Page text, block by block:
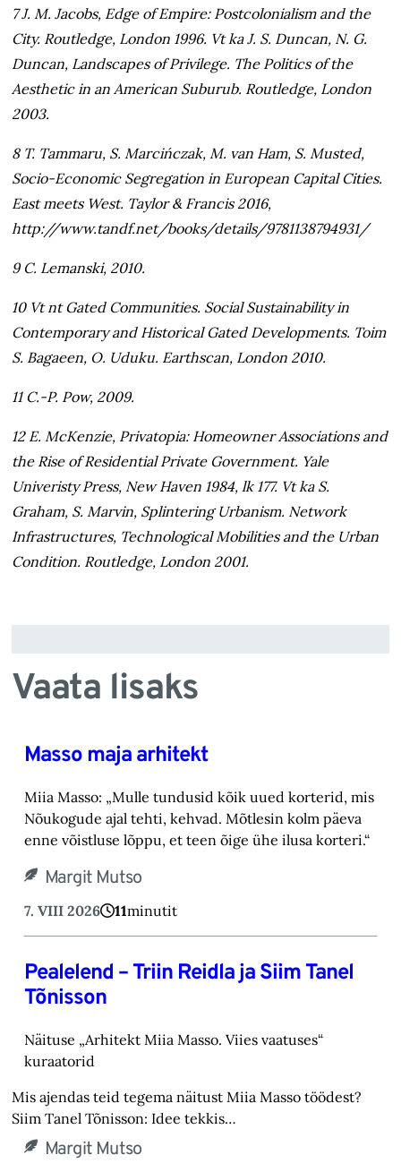
7 J. M. Jacobs, Edge of Empire: Postcolonialism and the
City. Routledge, London 1996. Vt ka J. S. Duncan, N. G.
Duncan, Landscapes of Privilege. The Politics of the
Aesthetic in an American Suburub. Routledge, London
2003.
8 T. Tammaru, S. Marcińczak, M. van Ham, S. Musted,
Socio-Economic Segregation in European Capital Cities.
East meets West. Taylor & Francis 2016,
http://www.tandf.net/books/details/9781138794931/
9 C. Lemanski, 2010.
10 Vt nt Gated Communities. Social Sustainability in
Contemporary and Historical Gated Developments. Toim
S. Bagaeen, O. Uduku. Earthscan, London 2010.
11 C.-P. Pow, 2009.
12 E. McKenzie, Privatopia: Homeowner Associations and
the Rise of Residential Private Government. Yale
Univeristy Press, New Haven 1984, lk 177. Vt ka S.
Graham, S. Marvin, Splintering Urbanism. Network
Infrastructures, Technological Mobilities and the Urban
Condition. Routledge, London 2001.
Vaata lisaks
Masso maja arhitekt
Miia Masso: „Mulle tundusid kõik uued korterid, mis
Nõukogude ajal tehti, kehvad. Mõtlesin kolm päeva
enne võistluse lõppu, et teen õige ühe ilusa korteri.“
Margit Mutso
7. VIII 2026 11minutit
Pealelend – Triin Reidla ja Siim Tanel
Tõnisson
Näituse „Arhitekt Miia Masso. Viies vaatuses“
kuraatorid
Mis ajendas teid tegema näitust Miia Masso töödest?
Siim Tanel Tõnisson: Idee tekkis…
Margit Mutso